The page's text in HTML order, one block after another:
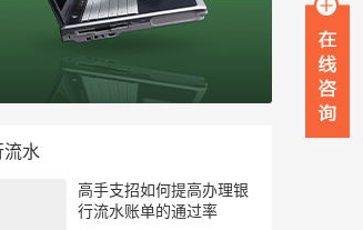
流水
高手支招如何提高办理银
行流水账单的通过率